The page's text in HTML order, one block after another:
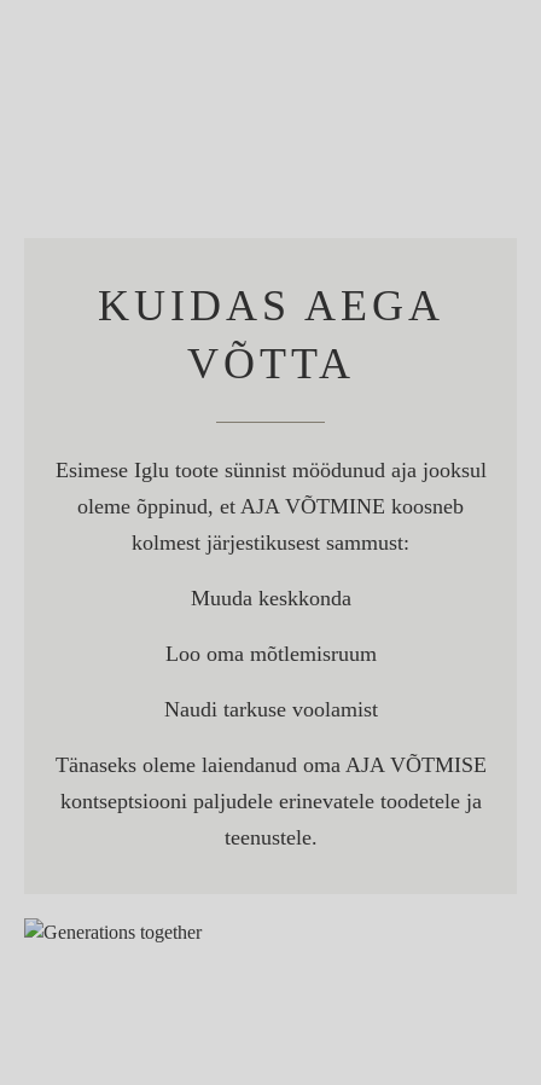
KUIDAS AEGA
VÕTTA
Esimese Iglu toote sünnist möödunud aja jooksul
oleme õppinud, et AJA VÕTMINE koosneb
kolmest järjestikusest sammust:
Muuda keskkonda
Loo oma mõtlemisruum
Naudi tarkuse voolamist
Tänaseks oleme laiendanud oma AJA VÕTMISE
kontseptsiooni paljudele erinevatele toodetele ja
teenustele.